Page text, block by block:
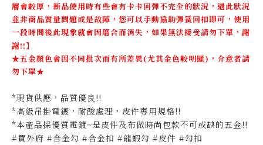
層會較厚，新品使用時有些會有卡卡回彈不完全的狀況，遇此狀況
並非商品質量問題或是故障，您可以手動協助彈簧回扣即可，使用
一段時間後此現象就會因磨合而消失，如果無法接受請勿下單，謝
謝!!】
★五金顏色會因不同批次而有所差異(尤其金色較明顯)，介意者請
勿下單★
*現貨供應，品質優良!!
*高級吊掛電鍍，耐酸處理，皮件專用規格!!
*本產品採優質電鍍~是皮件及布做時尚包款不可或缺的五金!!
#買外府 #合金勾 #合金扣 #龍蝦勾 #皮件 #勾扣